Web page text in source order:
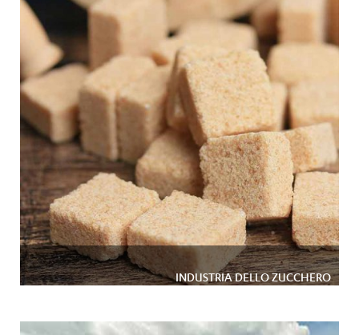
INDUSTRIA DELLO ZUCCHERO